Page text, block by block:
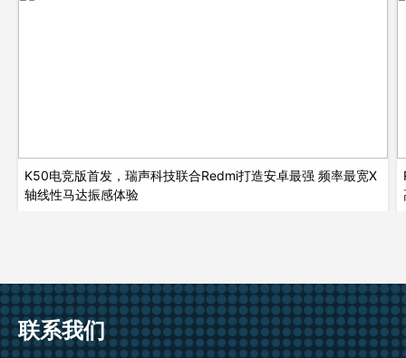
K50电竞版首发，瑞声科技联合Redmi打造安卓最强 频率最宽X
轴线性马达振感体验
联系我们